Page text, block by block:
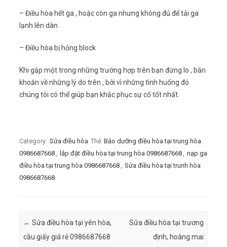
– Điều hòa hết ga , hoặc còn ga nhưng không đủ để tải ga
lạnh lên dàn
– Điều hòa bị hỏng block
Khi gặp một trong những trường hợp trên bạn đừng lo , băn
khoăn về những lý do trên , bởi vì những tình huống đó
chúng tôi có thể giúp bạn khắc phục sự cố tốt nhất.
Category: Sửa điều hòa Thẻ: Bảo dưỡng điều hòa tại trung hòa
0986687668, lắp đặt điều hòa tại trung hòa 0986687668, nạp ga
điều hòa tại trung hòa 0986687668, Sửa điều hòa tại trunh hòa
0986687668
Post navigation
← Sửa điều hòa tại yên hòa,
cầu giấy giá rẻ 0986687668
Sửa điều hòa tại trương
định, hoàng mai